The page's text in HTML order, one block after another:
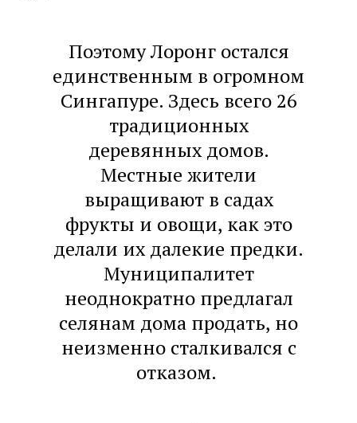
Поэтому Лоронг остался
единственным в огромном
Сингапуре. Здесь всего 26
традиционных
деревянных домов.
Местные жители
выращивают в садах
фрукты и овощи, как это
делали их далекие предки.
Муниципалитет
неоднократно предлагал
селянам дома продать, но
неизменно сталкивался с
отказом.